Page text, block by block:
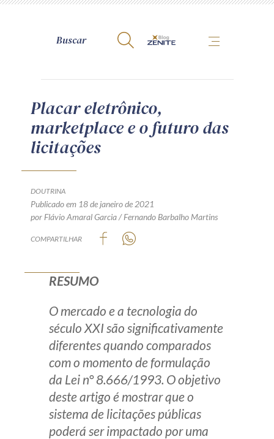
A Zênite
Como publicar conosco
Política de Privacidade
Guia de Direitos dos Titulares de Dados
Encarregado (contato)
Produtos e serviços
Zênite Fácil IA
Zênite Play
Orientação por Escrito
Mentoria Zênite
Capacitação
Placar eletrônico,
marketplace e o futuro das
licitações
DOUTRINA
Publicado em 18 de janeiro de 2021
por Flávio Amaral Garcia / Fernando Barbalho Martins
COMPARTILHAR
RESUMO
O mercado e a tecnologia do
século XXI são significativamente
diferentes quando comparados
com o momento de formulação
da Lei n° 8.666/1993. O objetivo
deste artigo é mostrar que o
sistema de licitações públicas
poderá ser impactado por uma